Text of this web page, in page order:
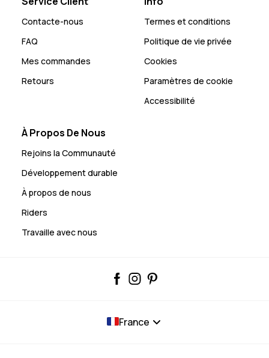
Contacte-nous
FAQ
Mes commandes
Retours
Termes et conditions
Politique de vie privée
Cookies
Paramètres de cookie
Accessibilité
À Propos De Nous
Rejoins la Communauté
Développement durable
À propos de nous
Riders
Travaille avec nous
France